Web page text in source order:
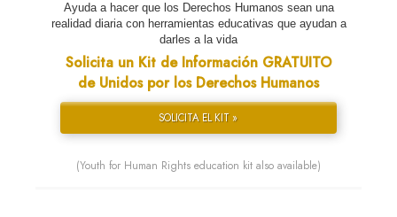
Ayuda a hacer que los Derechos Humanos sean una
realidad diaria con herramientas educativas que ayudan a
darles a la vida
Solicita un Kit de Información GRATUITO
de Unidos por los Derechos Humanos
SOLICITA EL KIT »
(Youth for Human Rights education kit also available)